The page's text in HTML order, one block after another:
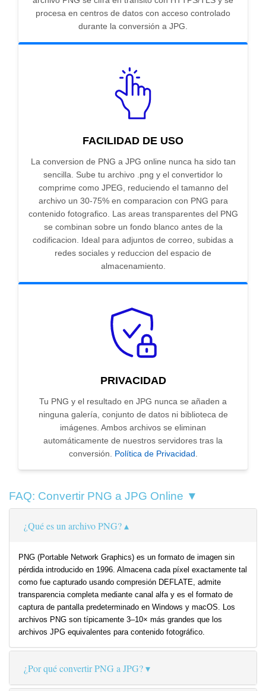
procesa en centros de datos con acceso controlado
durante la conversión a JPG.
FACILIDAD DE USO
La conversion de PNG a JPG online nunca ha sido tan
sencilla. Sube tu archivo .png y el convertidor lo
comprime como JPEG, reduciendo el tamanno del
archivo un 30-75% en comparacion con PNG para
contenido fotografico. Las areas transparentes del PNG
se combinan sobre un fondo blanco antes de la
codificacion. Ideal para adjuntos de correo, subidas a
redes sociales y reduccion del espacio de
almacenamiento.
PRIVACIDAD
Tu PNG y el resultado en JPG nunca se añaden a
ninguna galería, conjunto de datos ni biblioteca de
imágenes. Ambos archivos se eliminan
automáticamente de nuestros servidores tras la
conversión. Política de Privacidad.
FAQ: Convertir PNG a JPG Online ▼
¿Qué es un archivo PNG?
PNG (Portable Network Graphics) es un formato de imagen sin
pérdida introducido en 1996. Almacena cada píxel exactamente tal
como fue capturado usando compresión DEFLATE, admite
transparencia completa mediante canal alfa y es el formato de
captura de pantalla predeterminado en Windows y macOS. Los
archivos PNG son típicamente 3–10× más grandes que los
archivos JPG equivalentes para contenido fotográfico.
¿Por qué convertir PNG a JPG?